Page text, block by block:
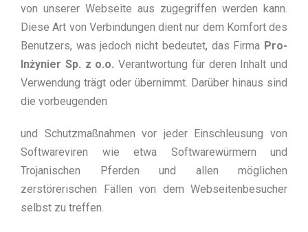
von unserer Webseite aus zugegriffen werden kann.
Diese Art von Verbindungen dient nur dem Komfort des
Benutzers, was jedoch nicht bedeutet, das Firma Pro-
Inżynier Sp. z o.o. Verantwortung für deren Inhalt und
Verwendung trägt oder übernimmt. Darüber hinaus sind
die vorbeugenden
und Schutzmaßnahmen vor jeder Einschleusung von
Softwareviren wie etwa Softwarewürmern und
Trojanischen Pferden und allen möglichen
zerstörerischen Fällen von dem Webseitenbesucher
selbst zu treffen.